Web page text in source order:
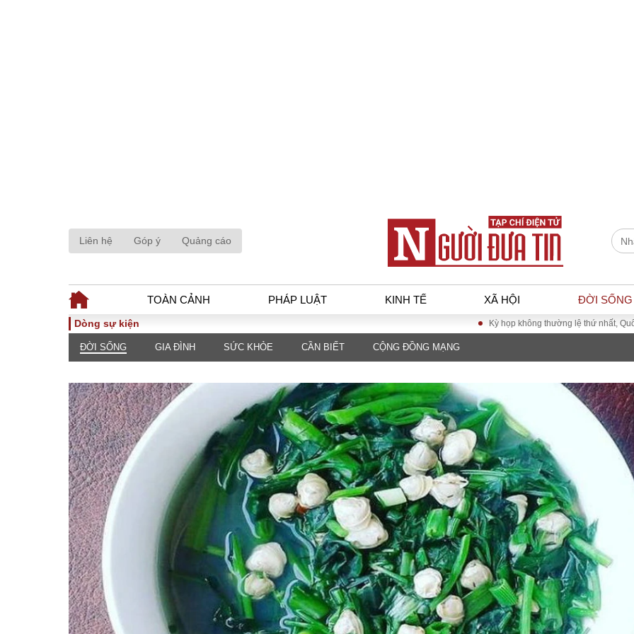
Liên hệ Góp ý Quảng cáo
TOÀN CẢNH PHÁP LUẬT KINH TẾ XÃ HỘI ĐỜI SỐNG
TOÀN CẢNH
Chính sách
Sự kiện
Đối thoại
Thế giới
PHÁP LUẬT
luật
Góc nhìn luật gia
Hồ sơ điều tra
Tiếng nói công dân
An ninh - Hình sự
KINH TẾ
Tài chính - Ngân
hàng
Kinh tế vĩ mô
Hồ sơ doanh
nghiệp
Xu hướng thị
trường
Tiêu dùng và dư
luận
Công nghệ
Giáo dục
Văn hoá
Môi trường
Giao
ĐA CHIỀU
Quan điểm
INFOCUS
Dòng sự kiện Kỳ họp không thường lệ thứ nhất, Quốc hội khóa
ĐỜI SỐNG GIA ĐÌNH SỨC KHỎE CẦN BIẾT CỘNG ĐỒNG MẠNG